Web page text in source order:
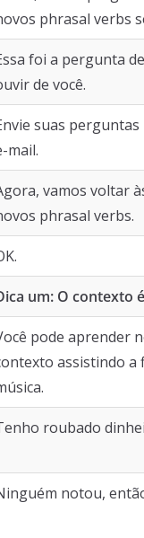
phrasal verbs
foi a pergunta
de você.
suas
mail.
vamos voltar
phrasal verbs.
um: O contexto
pode aprender
assistindo a
roubado
notou,